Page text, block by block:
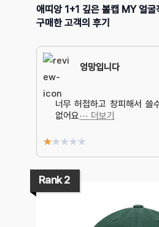
애띠앙 1+1 깊은 볼캡 MY 얼굴
구매한 고객의 후기
엉망입니다
너무 허접하고 창피해서 쓸
없어요⋯ 더보기
★★★★★
Rank 2